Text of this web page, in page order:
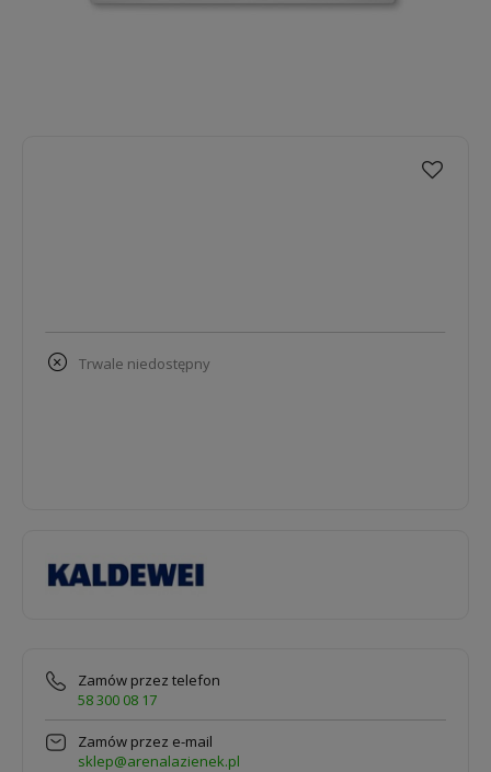
trwale niedostępny
Zamów przez telefon
58 300 08 17
Zamów przez e-mail
sklep@arenalazienek.pl